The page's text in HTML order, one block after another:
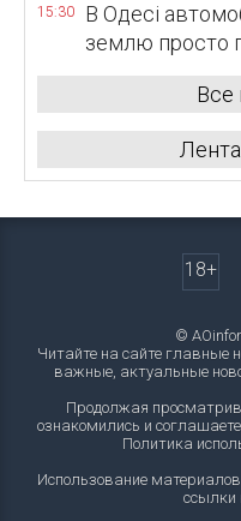
15:30
В Одесі
землю просто
Все
18+
©
Читайте на сайте главные
важные, актуальные
Продолжая
ознакомились и
Политика
Использование
ссылки